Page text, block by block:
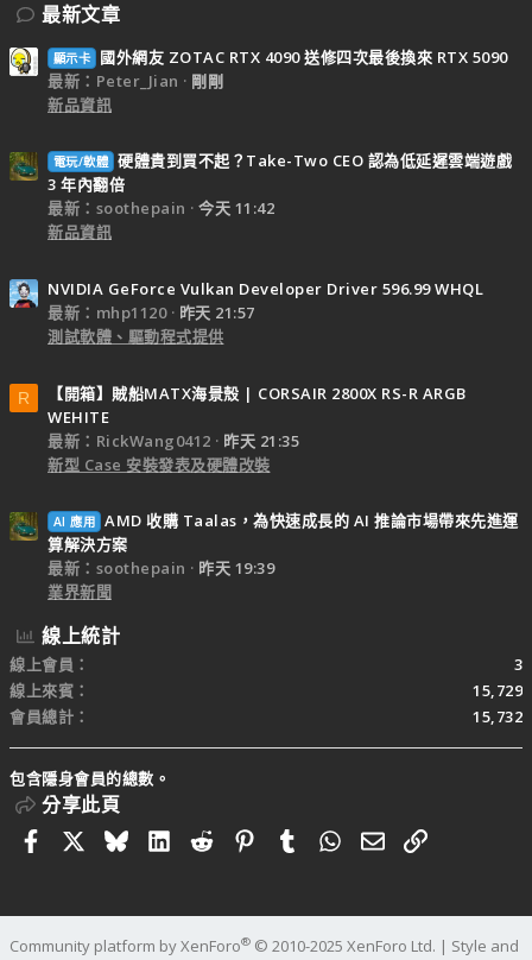
最新文章
顯示卡
國外網友 ZOTAC RTX 4090 送修四次最後換來 RTX 5090
最新：Peter_Jian
剛剛
新品資訊
電玩/軟體 硬體貴到買不起？Take-Two CEO 認為低延遲雲端遊戲
3 年內翻倍
最新：soothepain
今天 11:42
新品資訊
NVIDIA GeForce Vulkan Developer Driver 596.99 WHQL
最新：mhp1120
昨天 21:57
測試軟體、驅動程式提供
R
【開箱】賊船MATX海景殼 | CORSAIR 2800X RS-R ARGB
WEHITE
最新：RickWang0412
昨天 21:35
新型 Case 安裝發表及硬體改裝
AI 應用 AMD 收購 Taalas，為快速成長的 AI 推論市場帶來先進運
算解決方案
最新：soothepain
昨天 19:39
業界新聞
線上統計
線上會員
3
線上來賓
15,729
會員總計
15,732
包含隱身會員的總數。
分享此頁
FacebookBlueskyLinkedIn
RedditPinterestTumblrWhatsApp
電子郵件
連結
Community platform by XenForo® © 2010-2025 XenForo Ltd. | Style and